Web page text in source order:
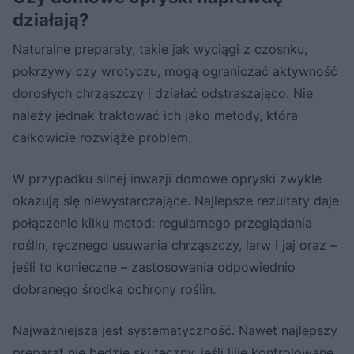
działają?
Naturalne preparaty, takie jak wyciągi z czosnku,
pokrzywy czy wrotyczu, mogą ograniczać aktywność
dorosłych chrząszczy i działać odstraszająco. Nie
należy jednak traktować ich jako metody, która
całkowicie rozwiąże problem.
W przypadku silnej inwazji domowe opryski zwykle
okazują się niewystarczające. Najlepsze rezultaty daje
połączenie kilku metod: regularnego przeglądania
roślin, ręcznego usuwania chrząszczy, larw i jaj oraz –
jeśli to konieczne – zastosowania odpowiednio
dobranego środka ochrony roślin.
Najważniejsza jest systematyczność. Nawet najlepszy